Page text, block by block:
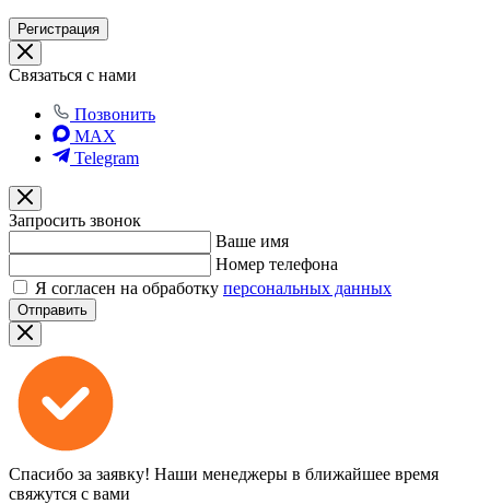
Регистрация
Связаться с нами
Позвонить
MAX
Telegram
Запросить звонок
Ваше имя
Номер телефона
Я согласен на обработку персональных данных
Отправить
Спасибо за заявку! Наши менеджеры в ближайшее время
свяжутся с вами